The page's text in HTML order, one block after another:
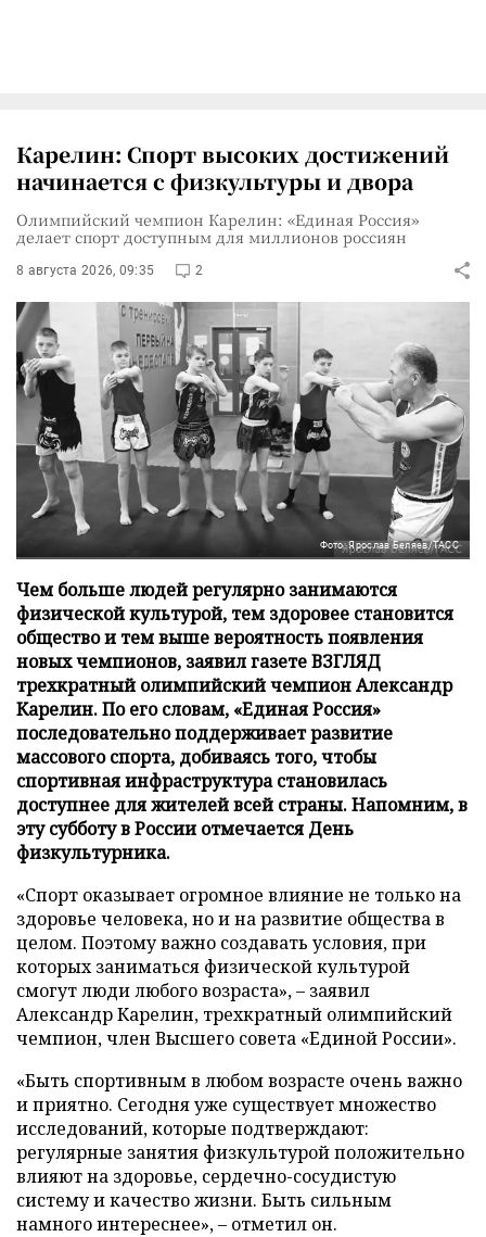
Карелин: Спорт высоких достижений
начинается с физкультуры и двора
Олимпийский чемпион Карелин: «Единая Россия»
делает спорт доступным для миллионов россиян
8 августа 2026, 09:35 2
Фото: Ярослав Беляев/ТАСС
Чем больше людей регулярно занимаются
физической культурой, тем здоровее становится
общество и тем выше вероятность появления
новых чемпионов, заявил газете ВЗГЛЯД
трехкратный олимпийский чемпион Александр
Карелин. По его словам, «Единая Россия»
последовательно поддерживает развитие
массового спорта, добиваясь того, чтобы
спортивная инфраструктура становилась
доступнее для жителей всей страны. Напомним, в
эту субботу в России отмечается День
физкультурника.
«Спорт оказывает огромное влияние не только на
здоровье человека, но и на развитие общества в
целом. Поэтому важно создавать условия, при
которых заниматься физической культурой
смогут люди любого возраста», – заявил
Александр Карелин, трехкратный олимпийский
чемпион, член Высшего совета «Единой России».
«Быть спортивным в любом возрасте очень важно
и приятно. Сегодня уже существует множество
исследований, которые подтверждают:
регулярные занятия физкультурой положительно
влияют на здоровье, сердечно-сосудистую
систему и качество жизни. Быть сильным
намного интереснее», – отметил он.